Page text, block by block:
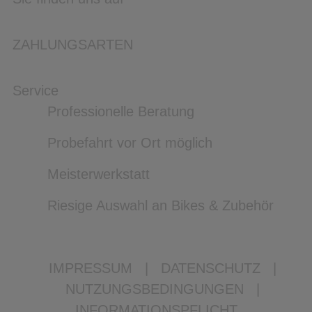
ZAHLUNGSARTEN
Service
Professionelle Beratung
Probefahrt vor Ort möglich
Meisterwerkstatt
Riesige Auswahl an Bikes & Zubehör
IMPRESSUM DATENSCHUTZ
NUTZUNGSBEDINGUNGEN